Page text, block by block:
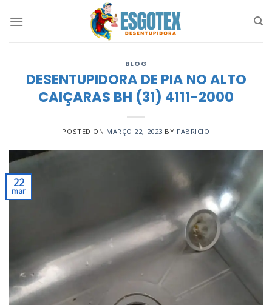
BLOG
DESENTUPIDORA DE PIA NO ALTO
CAIÇARAS BH (31) 4111-2000
POSTED ON MARÇO 22, 2023 BY FABRICIO
22
mar